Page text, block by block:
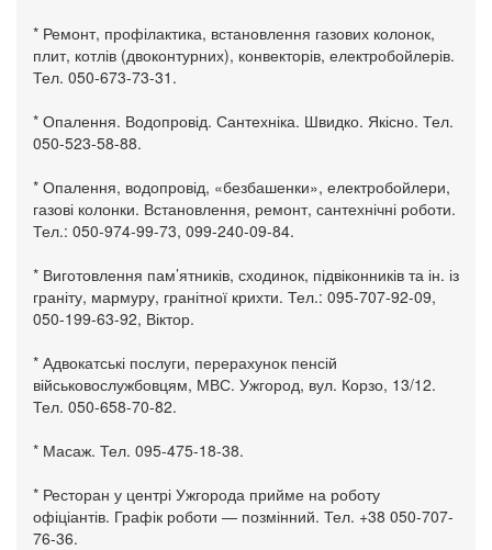
* Ремонт, профілактика, встановлення газових колонок,
плит, котлів (двоконтурних), конвекторів, електробойлерів.
Тел. 050-673-73-31.
* Опалення. Водопровід. Сантехніка. Швидко. Якісно. Тел.
050-523-58-88.
* Опалення, водопровід, «безбашенки», електробойлери,
газові колонки. Встановлення, ремонт, сантехнічні роботи.
Тел.: 050-974-99-73, 099-240-09-84.
* Виготовлення пам’ятників, сходинок, підвіконників та ін. із
граніту, мармуру, гранітної крихти. Тел.: 095-707-92-09,
050-199-63-92, Віктор.
* Адвокатські послуги, перерахунок пенсій
військовослужбовцям, МВС. Ужгород, вул. Корзо, 13/12.
Тел. 050-658-70-82.
* Масаж. Тел. 095-475-18-38.
* Ресторан у центрі Ужгорода прийме на роботу
офіціантів. Графік роботи — позмінний. Тел. +38 050-707-
76-36.